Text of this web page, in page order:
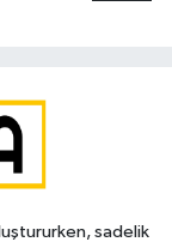
sadelik